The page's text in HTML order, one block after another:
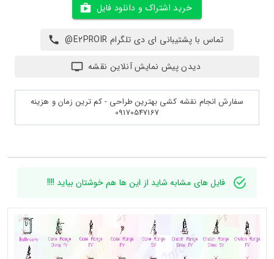
خرید اشتراک و دانلود فایل
تماس با پشتیبانی ای دی تلگرام E2PROIR@
دیدن پیش نمایش آنلاین نقشه
سفارش انجام نقشه کشی بهترین طراحی - کم ترین زمان و هزینه
09170547167
فایل های مشابه شاید از این ها هم خوشتان بیاید !!!!